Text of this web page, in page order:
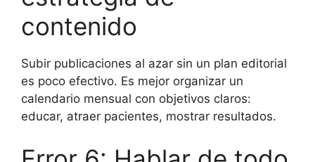
contenido
Subir publicaciones al azar sin un plan editorial
es poco efectivo. Es mejor organizar un
calendario mensual con objetivos claros:
educar, atraer pacientes, mostrar resultados.